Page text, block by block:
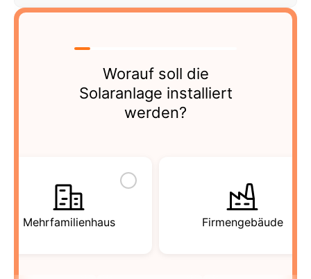
Worauf soll die
Solaranlage installiert
werden?
Mehrfamilienhaus Firmengebäude